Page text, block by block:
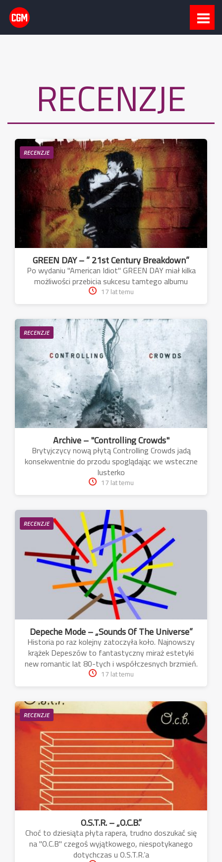
RECENZJE
RECENZJE
GREEN DAY – ” 21st Century Breakdown”
Po wydaniu "American Idiot" GREEN DAY miał kilka
możliwości przebicia sukcesu tamtego albumu
17 lat temu
RECENZJE
Archive – "Controlling Crowds"
Brytyjczycy nową płytą Controlling Crowds jadą
konsekwentnie do przodu spoglądając we wsteczne
lusterko
17 lat temu
RECENZJE
Depeche Mode – „Sounds Of The Universe”
Historia po raz kolejny zatoczyła koło. Najnowszy
krążek Depeszów to fantastyczny miraż estetyki
new romantic lat 80-tych i współczesnych brzmień.
17 lat temu
RECENZJE
O.S.T.R. – „O.C.B.”
Choć to dziesiąta płyta rapera, trudno doszukać się
na "O.C.B" czegoś wyjątkowego, niespotykanego
dotychczas u O.S.T.R.’a